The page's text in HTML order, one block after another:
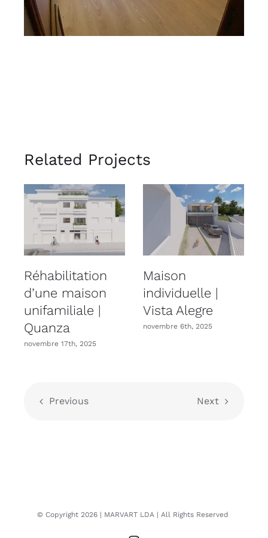
Related Projects
Réhabilitation
d’une maison
unifamiliale |
Quanza
novembre 17th, 2025
Maison
individuelle |
Vista Alegre
novembre 6th, 2025
Previous Next
© Copyright 2026 | MARVART LDA | All Rights Reserved